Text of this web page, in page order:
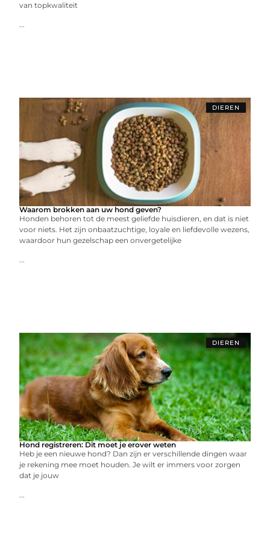
van topkwaliteit
...
DIEREN
Waarom brokken aan uw hond geven?
Honden behoren tot de meest geliefde huisdieren, en dat is niet
voor niets. Het zijn onbaatzuchtige, loyale en liefdevolle wezens,
waardoor hun gezelschap een onvergetelijke
...
DIEREN
Hond registreren: Dit moet je erover weten
Heb je een nieuwe hond? Dan zijn er verschillende dingen waar
je rekening mee moet houden. Je wilt er immers voor zorgen
dat je jouw
...